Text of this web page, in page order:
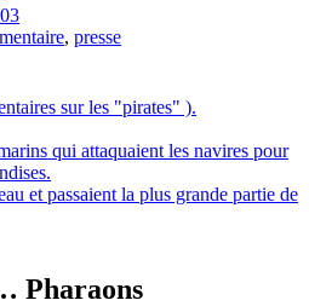
, presse
sur les "pirates" ).
qui attaquaient les navires pour
et passaient la plus grande partie de
Pharaons